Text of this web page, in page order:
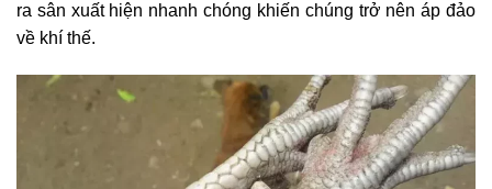
ra sân xuất hiện nhanh chóng khiến chúng trở nên áp đảo
về khí thế.